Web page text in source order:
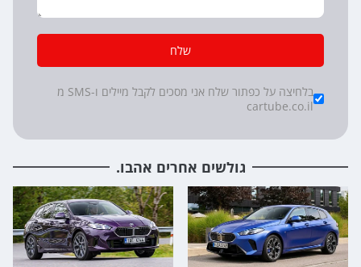
שלח
Checkboxes
*
בלחיצה על כפתור שלח אני מסכים לקבל מיילים ו-SMS מ
cartube.co.il
גולשים אחרים אהבו.